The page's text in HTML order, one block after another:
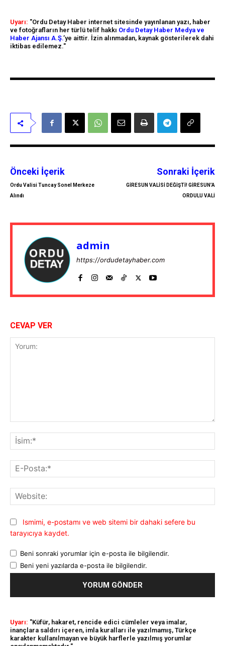
Uyarı: "Ordu Detay Haber internet sitesinde yayınlanan yazı, haber
ve fotoğrafların her türlü telif hakkı Ordu Detay Haber Medya ve
Haber Ajansı A.Ş.’ye aittir. İzin alınmadan, kaynak gösterilerek dahi
iktibas edilemez."
Önceki İçerik
Ordu Valisi Tuncay Sonel Merkeze
Alındı
Sonraki İçerik
GİRESUN VALİSİ DEĞİŞTİ! GİRESUN’A
ORDULU VALİ
admin
https://ordudetayhaber.com
CEVAP VER
Ismimi, e-postamı ve web sitemi bir dahaki sefere bu
tarayıcıya kaydet.
Beni sonraki yorumlar için e-posta ile bilgilendir.
Beni yeni yazılarda e-posta ile bilgilendir.
Uyarı: "Küfür, hakaret, rencide edici cümleler veya imalar,
inançlara saldırı içeren, imla kuralları ile yazılmamış, Türkçe
karakter kullanılmayan ve büyük harflerle yazılmış yorumlar